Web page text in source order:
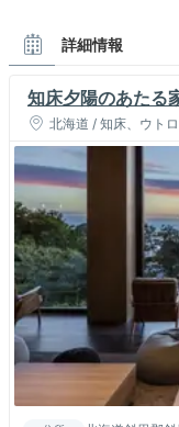
詳細情報
知床夕陽のあたる
北海道 / 知床、ウト